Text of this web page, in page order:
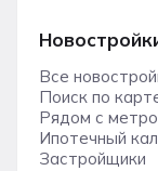
Все
Поиск по
Рядом с метро
Ипотечный
Застройщики